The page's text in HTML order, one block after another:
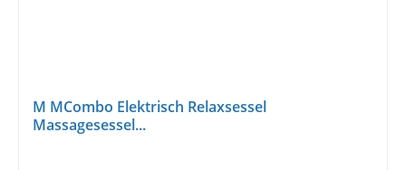
M MCombo Elektrisch Relaxsessel
Massagesessel...